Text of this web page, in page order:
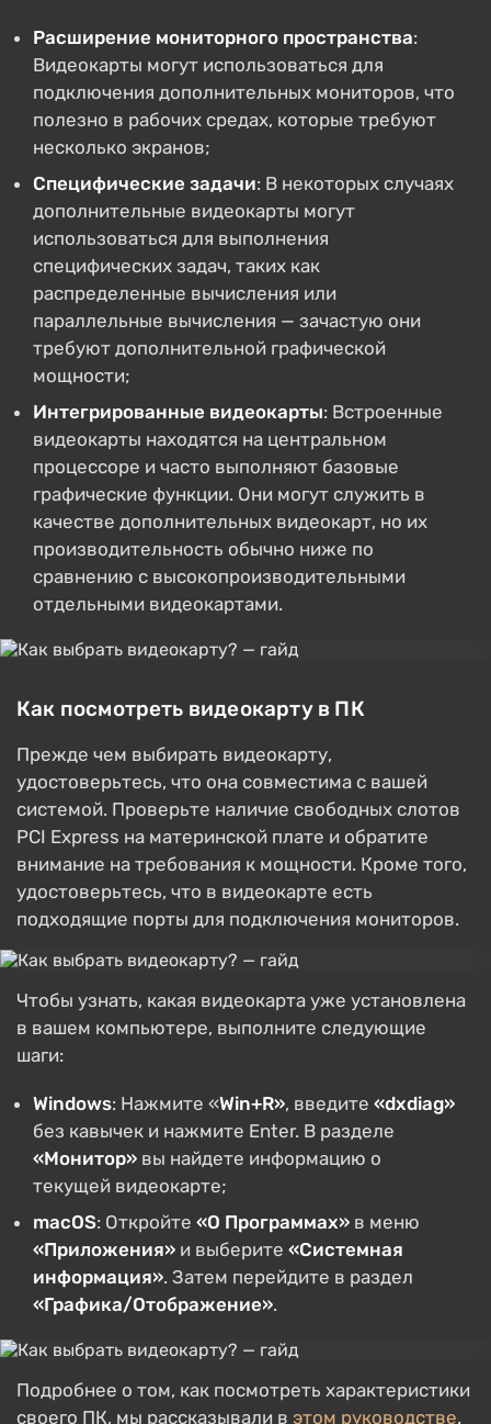
Расширение мониторного пространства:
Видеокарты могут использоваться для
подключения дополнительных мониторов, что
полезно в рабочих средах, которые требуют
несколько экранов;
Специфические задачи: В некоторых случаях
дополнительные видеокарты могут
использоваться для выполнения
специфических задач, таких как
распределенные вычисления или
параллельные вычисления — зачастую они
требуют дополнительной графической
мощности;
Интегрированные видеокарты: Встроенные
видеокарты находятся на центральном
процессоре и часто выполняют базовые
графические функции. Они могут служить в
качестве дополнительных видеокарт, но их
производительность обычно ниже по
сравнению с высокопроизводительными
отдельными видеокартами.
Как посмотреть видеокарту в ПК
Прежде чем выбирать видеокарту,
удостоверьтесь, что она совместима с вашей
системой. Проверьте наличие свободных слотов
PCI Express на материнской плате и обратите
внимание на требования к мощности. Кроме того,
удостоверьтесь, что в видеокарте есть
подходящие порты для подключения мониторов.
Чтобы узнать, какая видеокарта уже установлена
в вашем компьютере, выполните следующие
шаги:
Windows: Нажмите «Win+R», введите «dxdiag»
без кавычек и нажмите Enter. В разделе
«Монитор» вы найдете информацию о
текущей видеокарте;
macOS: Откройте «О Программах» в меню
«Приложения» и выберите «Системная
информация». Затем перейдите в раздел
«Графика/Отображение».
Подробнее о том, как посмотреть характеристики
своего ПК, мы рассказывали в этом руководстве.